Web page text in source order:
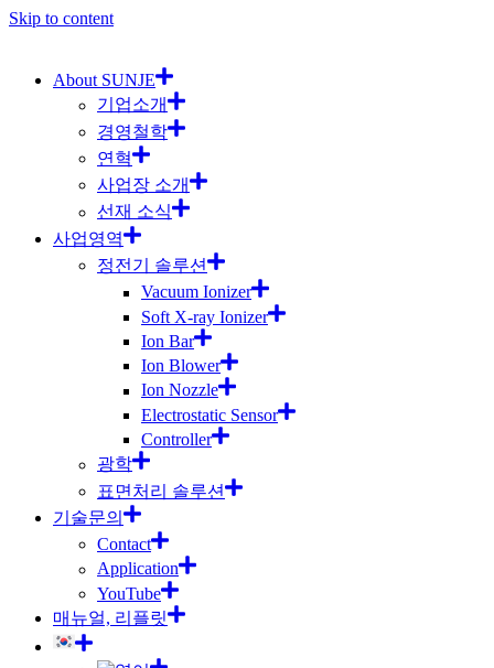
Skip to content
About SUNJE
기업소개
경영철학
연혁
사업장 소개
선재 소식
사업영역
정전기 솔루션
Vacuum Ionizer
Soft X-ray Ionizer
Ion Bar
Ion Blower
Ion Nozzle
Electrostatic Sensor
Controller
광학
표면처리 솔루션
기술문의
Contact
Application
YouTube
매뉴얼, 리플릿